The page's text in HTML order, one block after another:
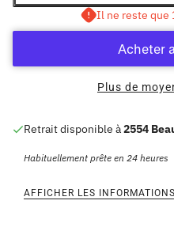
Il ne reste que
Plus de
Retrait disponible à2554
Habituellement prête en 24 heures
AFFICHER LES